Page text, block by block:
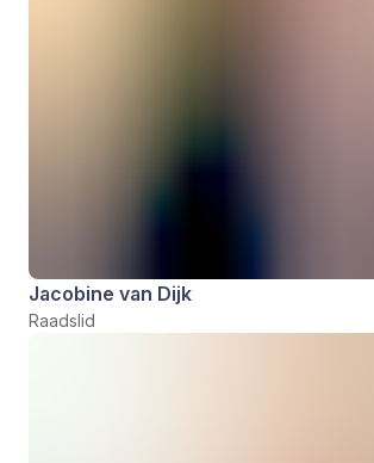
Jacobine van Dijk
Raadslid